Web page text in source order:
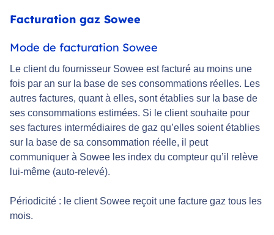
Facturation gaz Sowee
Mode de facturation Sowee
Le client du fournisseur Sowee est facturé au moins une
fois par an sur la base de ses consommations réelles. Les
autres factures, quant à elles, sont établies sur la base de
ses consommations estimées. Si le client souhaite pour
ses factures intermédiaires de gaz qu’elles soient établies
sur la base de sa consommation réelle, il peut
communiquer à Sowee les index du compteur qu’il relève
lui-même (auto-relevé).
Périodicité : le client Sowee reçoit une facture gaz tous les
mois.